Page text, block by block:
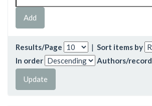
Results/Page | Sort items by
In order
Authors/record